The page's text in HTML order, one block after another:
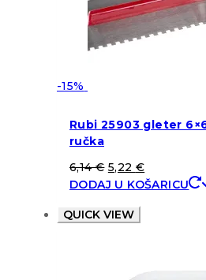
-15%
Rubi 25903 gleter
ručka
6,14€ 5,22 €
DODAJ U KOŠARICU
QUICK VIEW